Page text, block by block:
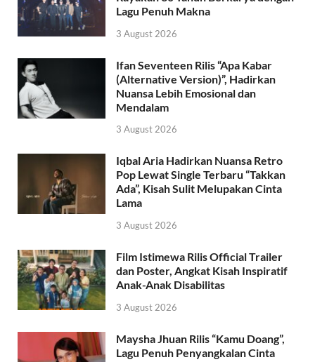
Lagu Penuh Makna
3 August 2026
Ifan Seventeen Rilis “Apa Kabar
(Alternative Version)”, Hadirkan
Nuansa Lebih Emosional dan
Mendalam
3 August 2026
Iqbal Aria Hadirkan Nuansa Retro
Pop Lewat Single Terbaru “Takkan
Ada”, Kisah Sulit Melupakan Cinta
Lama
3 August 2026
Film Istimewa Rilis Official Trailer
dan Poster, Angkat Kisah Inspiratif
Anak-Anak Disabilitas
3 August 2026
Maysha Jhuan Rilis “Kamu Doang”,
Lagu Penuh Penyangkalan Cinta